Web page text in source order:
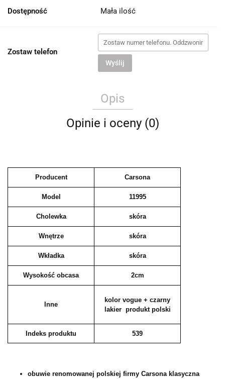
Dostępność Mała ilość
Zostaw telefon
Wyślij
Opis
Opinie i oceny (0)
Producent Carsona
Model 11995
Cholewka skóra
Wnętrze skóra
Wkładka skóra
Wysokość obcasa 2cm
Inne
kolor vogue + czarny
lakier produkt polski
Indeks produktu 539
obuwie renomowanej polskiej firmy Carsona klasyczna